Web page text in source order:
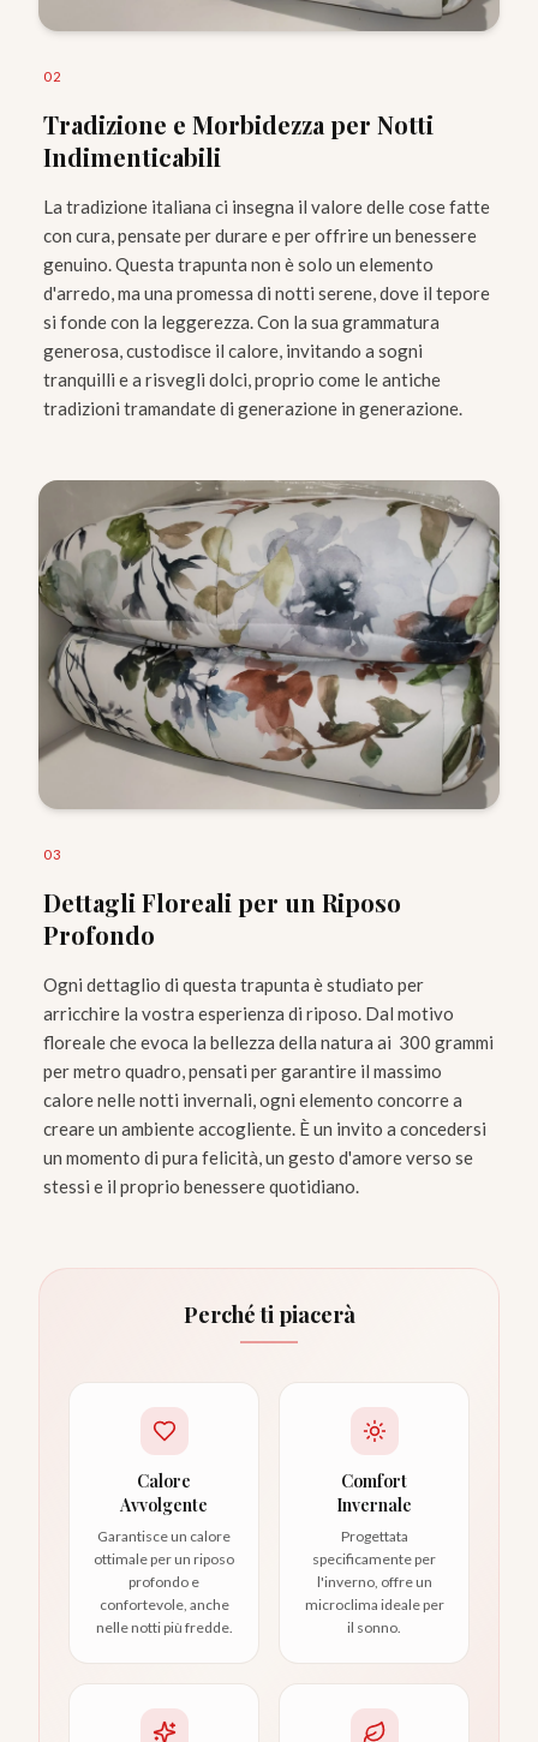
02
Tradizione e Morbidezza per Notti
Indimenticabili
La tradizione italiana ci insegna il valore delle cose fatte
con cura, pensate per durare e per offrire un benessere
genuino. Questa trapunta non è solo un elemento
d'arredo, ma una promessa di notti serene, dove il tepore
si fonde con la leggerezza. Con la sua grammatura
generosa, custodisce il calore, invitando a sogni
tranquilli e a risvegli dolci, proprio come le antiche
tradizioni tramandate di generazione in generazione.
03
Dettagli Floreali per un Riposo
Profondo
Ogni dettaglio di questa trapunta è studiato per
arricchire la vostra esperienza di riposo. Dal motivo
floreale che evoca la bellezza della natura ai 300 grammi
per metro quadro, pensati per garantire il massimo
calore nelle notti invernali, ogni elemento concorre a
creare un ambiente accogliente. È un invito a concedersi
un momento di pura felicità, un gesto d'amore verso se
stessi e il proprio benessere quotidiano.
Perché ti piacerà
Calore
Avvolgente
Garantisce un calore
ottimale per un riposo
profondo e
confortevole, anche
nelle notti più fredde.
Comfort
Invernale
Progettata
specificamente per
l'inverno, offre un
microclima ideale per
il sonno.